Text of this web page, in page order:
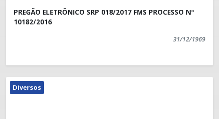
Serviço:
Endereço: Rua Átila Vivacqua Vieira, centro,
Presidente Kennedy.
Horário de funcionamento: das 8h às 17h, em dias
PREGÃO ELETRÔNICO SRP 018/2017 FMS PROCESSO Nº
10182/2016
31/12/1969
Diversos